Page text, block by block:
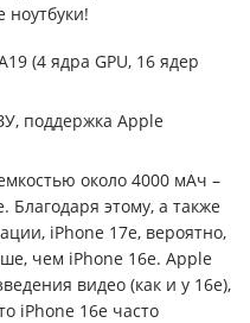
(4 ядра GPU, 16 ядер
поддержка Apple
около 4000 мАч –
Благодаря этому, а также
iPhone 17e, вероятно,
чем iPhone 16e. Apple
видео (как и у 16e),
iPhone 16e часто